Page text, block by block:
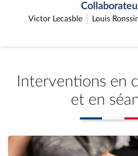
Victor Lecasble Louis
Interventions en
et en